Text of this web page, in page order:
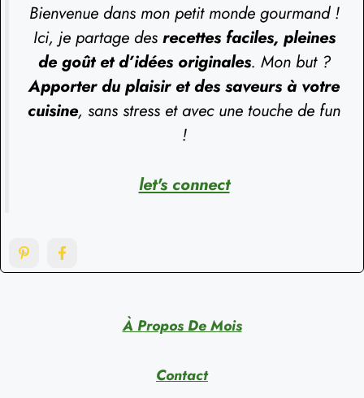
Bienvenue dans mon petit monde gourmand !
Ici, je partage des recettes faciles, pleines
de goût et d’idées originales. Mon but ?
Apporter du plaisir et des saveurs à votre
cuisine, sans stress et avec une touche de fun
!
let's connect
À Propos De Mois
Contact